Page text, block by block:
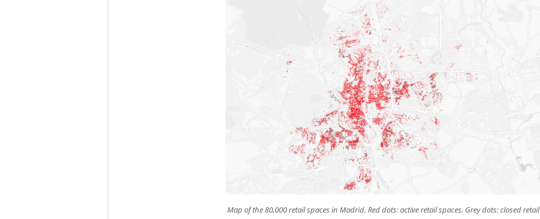
Map of the 80,000 retail spaces in Madrid. Red dots: active retail spaces. Grey dots: closed retail